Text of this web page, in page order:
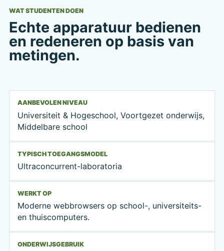
WAT STUDENTEN DOEN
Echte apparatuur bedienen
en redeneren op basis van
metingen.
AANBEVOLEN NIVEAU
Universiteit & Hogeschool, Voortgezet onderwijs,
Middelbare school
TYPISCH TOEGANGSMODEL
Ultraconcurrent-laboratoria
WERKT OP
Moderne webbrowsers op school-, universiteits-
en thuiscomputers.
ONDERWIJSGEBRUIK